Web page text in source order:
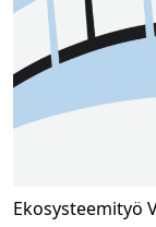
Ekosysteemityö